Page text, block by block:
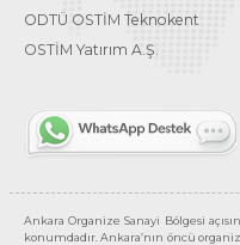
ODTÜ OSTİM Teknokent
OSTİM Yatırım A.Ş.
Ankara Organize Sanayi Bölgesi
konumdadır. Ankara’nın öncü